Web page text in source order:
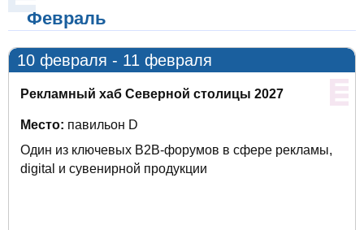
Февраль
10 февраля - 11 февраля
Рекламный хаб Северной столицы 2027
Место: павильон D
Один из ключевых B2B-форумов в сфере рекламы,
digital и сувенирной продукции